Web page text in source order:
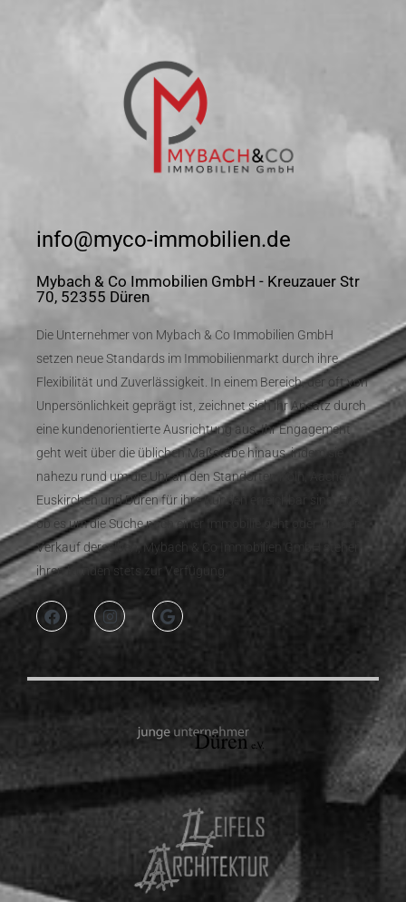
info@myco-immobilien.de
Mybach & Co Immobilien GmbH - Kreuzauer Str
70, 52355 Düren
Die Unternehmer von Mybach & Co Immobilien GmbH
setzen neue Standards im Immobilienmarkt durch ihre
Flexibilität und Zuverlässigkeit. In einem Bereich, der oft von
Unpersönlichkeit geprägt ist, zeichnet sich ihr Ansatz durch
eine kundenorientierte Ausrichtung aus. Ihr Engagement
geht weit über die üblichen Maßstäbe hinaus, indem sie
nahezu rund um die Uhr an den Standorten Köln, Aachen,
Euskirchen und Düren für ihre Kunden erreichbar sind. Egal,
ob es um die Suche nach einer Immobilie geht oder um den
Verkauf derselben, Mybach & Co Immobilien GmbH stehen
ihren Kunden stets zur Verfügung.